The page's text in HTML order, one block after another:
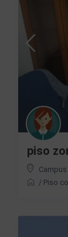
piso
/ Piso